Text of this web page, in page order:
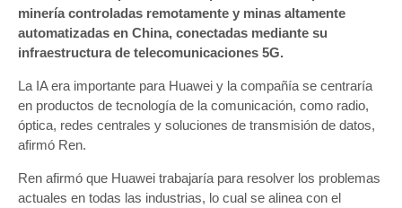
minería controladas remotamente y minas altamente
automatizadas en China, conectadas mediante su
infraestructura de telecomunicaciones 5G.
La IA era importante para Huawei y la compañía se centraría
en productos de tecnología de la comunicación, como radio,
óptica, redes centrales y soluciones de transmisión de datos,
afirmó Ren.
Ren afirmó que Huawei trabajaría para resolver los problemas
actuales en todas las industrias, lo cual se alinea con el